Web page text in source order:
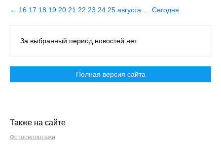
← 16 17 18 19 20 21 22 23 24 25 августа Сегодня
За выбранный период новостей нет.
Полная версия сайта
Также на сайте
Фоторепортажи